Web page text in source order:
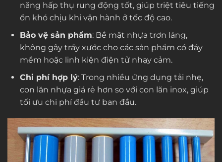
năng hấp thụ rung động tốt, giúp triệt tiêu tiếng
ồn khó chịu khi vận hành ở tốc độ cao.
Bảo vệ sản phẩm: Bề mặt nhựa trơn láng,
không gây trầy xước cho các sản phẩm có đáy
mềm hoặc linh kiện điện tử nhạy cảm.
Chi phí hợp lý: Trong nhiều ứng dụng tải nhẹ,
con lăn nhựa giá rẻ hơn so với con lăn inox, giúp
tối ưu chi phí đầu tư ban đầu.